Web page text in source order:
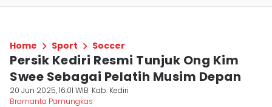
Home Sport Soccer
Persik Kediri Resmi Tunjuk Ong Kim
Swee Sebagai Pelatih Musim Depan
20 Jun 2025, 16:01 WIB Kab. Kediri
Bramanta Pamungkas